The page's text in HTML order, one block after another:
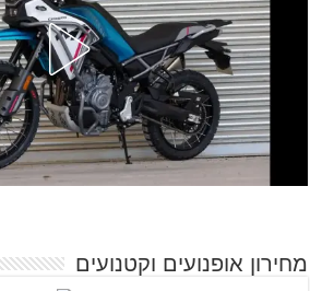
מחירון אופנועים וקטנועים